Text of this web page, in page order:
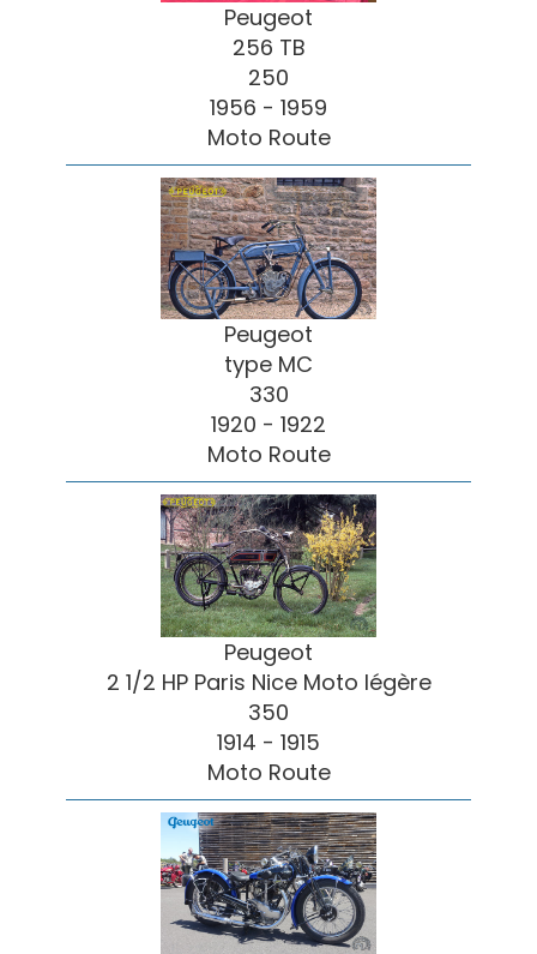
Peugeot
256 TB
250
1956 - 1959
Moto Route
Peugeot
type MC
330
1920 - 1922
Moto Route
Peugeot
2 1/2 HP Paris Nice Moto légère
350
1914 - 1915
Moto Route